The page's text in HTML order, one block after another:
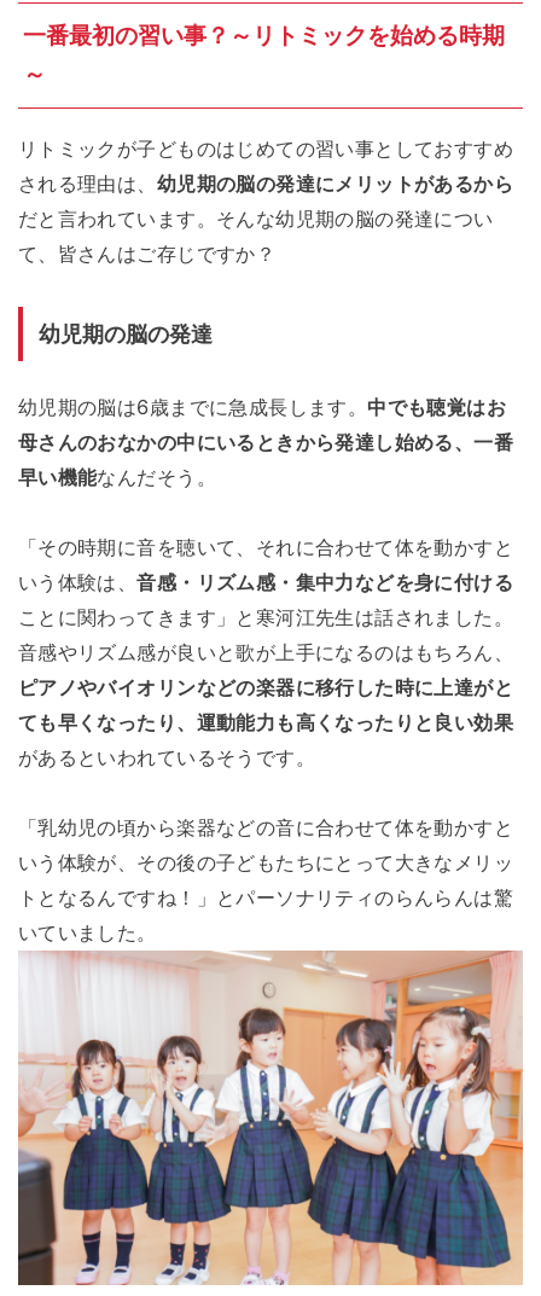
一番最初の習い事？～リトミックを始める時期
～
リトミックが子どものはじめての習い事としておすすめ
される理由は、 幼児期の脳の発達にメリットがあるから
だと言われています。そんな幼児期の脳の発達につい
て、皆さんはご存じですか？
幼児期の脳の発達
幼児期の脳は6歳までに急成長します。 中でも聴覚はお
母さんのおなかの中にいるときから発達し始める、一番
早い機能なんだそう。
「その時期に音を聴いて、それに合わせて体を動かすと
いう体験は、音感・リズム感・集中力などを身に付ける
ことに関わってきます」と寒河江先生は話されました。
音感やリズム感が良いと歌が上手になるのはもちろん、
ピアノやバイオリンなどの楽器に移行した時に上達がと
ても早くなったり、運動能力も高くなったりと良い効果
があるといわれているそうです。
「乳幼児の頃から楽器などの音に合わせて体を動かすと
いう体験が、その後の子どもたちにとって大きなメリッ
トとなるんですね！」とパーソナリティのらんらんは驚
いていました。